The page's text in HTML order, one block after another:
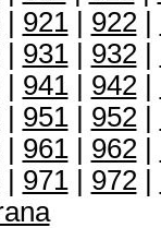
| 921| 922|
| 931| 932|
| 941| 942|
| 951| 952|
| 961| 962|
| 971| 972|